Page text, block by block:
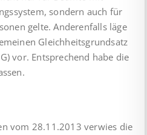
sondern auch für
gelte. Anderenfalls läge
Gleichheitsgrundsatz
vor. Entsprechend habe die
vom 28.11.2013 verwies die